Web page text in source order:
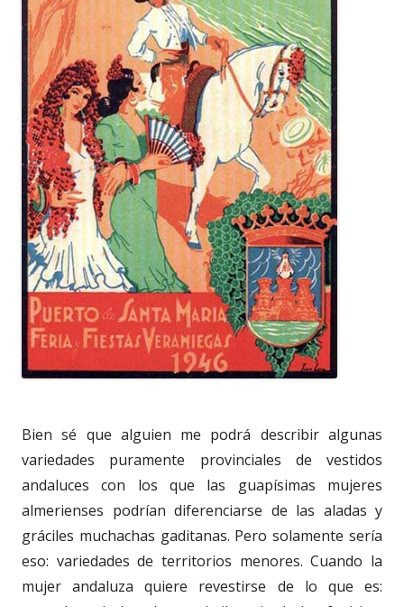
Bien sé que alguien me podrá describir algunas
variedades puramente provinciales de vestidos
andaluces con los que las guapísimas mujeres
almerienses podrían diferenciarse de las aladas y
gráciles muchachas gaditanas. Pero solamente sería
eso: variedades de territorios menores. Cuando la
mujer andaluza quiere revestirse de lo que es: